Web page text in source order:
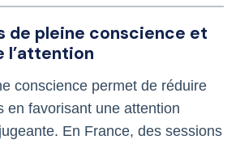
de pleine conscience et
l’attention
conscience permet de réduire
en favorisant une attention
En France, des sessions